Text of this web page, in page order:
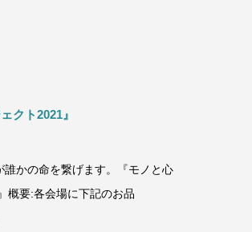
クト2021』
誰かの命を繋げます。『モノと心
概要:各会場に下記のお品